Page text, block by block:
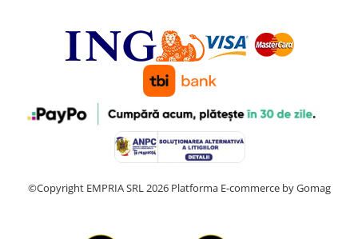
©Copyright EMPRIA SRL 2026 Platforma E-commerce by Gomag